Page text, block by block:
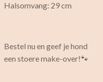
Halsomvang: 29 cm
Bestel nu en geef je hond
een stoere make-over!🐾